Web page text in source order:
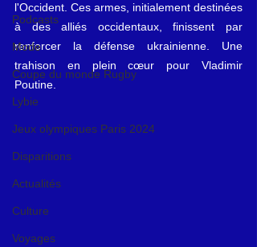
Podcasts
Mode
Coupe du monde Rugby
Lybie
Jeux olympiques Paris 2024
Disparitions
Actualités
Culture
Voyages
l'Occident. Ces armes, initialement destinées
à des alliés occidentaux, finissent par
renforcer la défense ukrainienne. Une
trahison en plein cœur pour Vladimir
Poutine.